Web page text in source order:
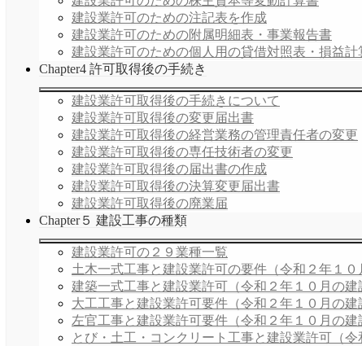
建設業許可のための注記表を作成
建設業許可のための附属明細表・事業報告書
建設業許可のための個人用の貸借対照表・損益計
Chapter4 許可取得後の手続き
建設業許可取得後の手続きについて
建設業許可取得後の変更届出書
建設業許可取得後の経営業務の管理責任者の変更
建設業許可取得後の専任技術者の変更
建設業許可取得後の届出書の作成
建設業許可取得後の決算変更届出書
建設業許可取得後の廃業届
Chapter５ 建設工事の種類
建設業許可の２９業種一覧
土木一式工事と建設業許可の要件（令和２年１０
建築一式工事と建設業許可（令和２年１０月の建
大工工事と建設業許可要件（令和２年１０月の建
左官工事と建設業許可要件（令和２年１０月の建
とび・土工・コンクリート工事と建設業許可（